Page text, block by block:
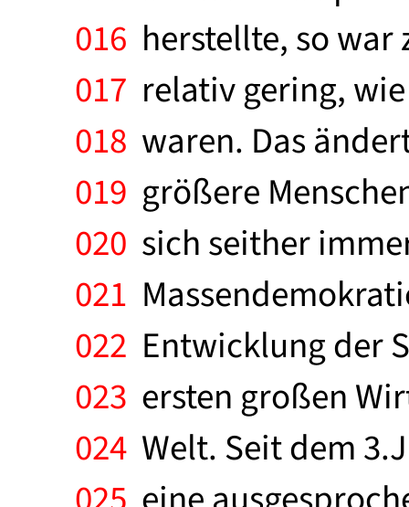
016 herstellte, so
017 relativ gering,
018 waren. Das
019 größere
020 sich seither
021
022 Entwicklung der
023 ersten großen
024 Welt. Seit dem